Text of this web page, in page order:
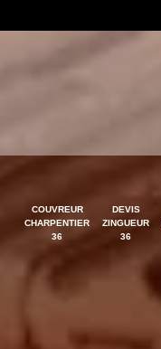
COUVREUR
CHARPENTIER
36
DEVIS
ZINGUEUR
36